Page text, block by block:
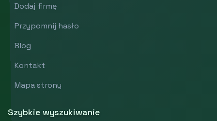
Dodaj firmę
Przypomnij hasło
Blog
Kontakt
Mapa strony
Szybkie wyszukiwanie